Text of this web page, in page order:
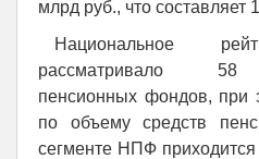
млрд руб., что составляет
Национальное
рассматривало 58
пенсионных фондов, при
по объему средств
сегменте НПФ приходится